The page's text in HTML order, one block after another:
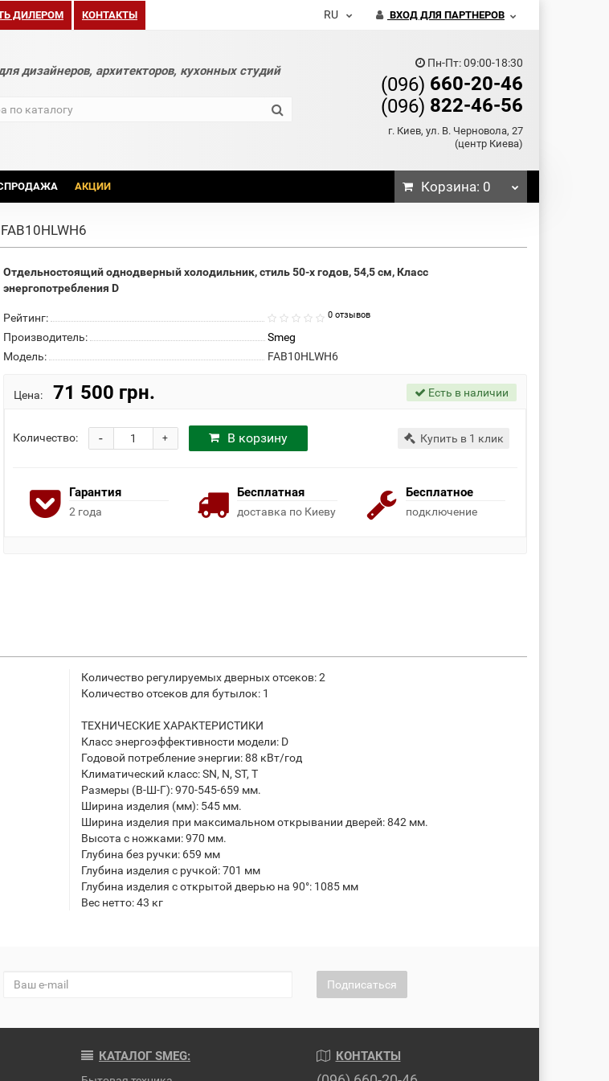
ДИЛЕРОМ КОНТАКТЫ RU ВХОД ДЛЯ ПАРТНЕРОВ
дизайнеров, архитекторов, кухонных студий
Пн-Пт: 09:00-18:30
(096) 660-20-46
(096) 822-46-56
г. Киев, ул. В. Черновола, 27
(центр Киева)
АКЦИИ Корзина: 0
Отдельностоящий однодверный холодильник, стиль 50-х годов, 54,5 см, Класс
энергопотребления D
Рейтинг: 0 отзывов
Производитель:
Smeg
Модель:
FAB10HLWH6
Цена: 71 500 грн. Есть в наличии
Количество: +
- В корзину Купить в 1 клик
Гарантия
2 года
Бесплатная
доставка по Киеву
Бесплатное
подключение
Количество регулируемых дверных отсеков: 2
Количество отсеков для бутылок: 1
ТЕХНИЧЕСКИЕ ХАРАКТЕРИСТИКИ
Класс энергоэффективности модели: D
Годовой потребление энергии: 88 кВт/год
Климатический класс: SN, N, ST, T
Размеры (В-Ш-Г): 970-545-659 мм.
Ширина изделия (мм): 545 мм.
Ширина изделия при максимальном открывании дверей: 842 мм.
Высота с ножками: 970 мм.
Глубина без ручки: 659 мм
Глубина изделия с ручкой: 701 мм
Глубина изделия с открытой дверью на 90°: 1085 мм
Вес нетто: 43 кг
Подписаться
КАТАЛОГ SMEG: КОНТАКТЫ